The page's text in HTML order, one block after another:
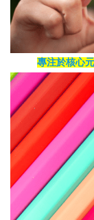
專注於核心